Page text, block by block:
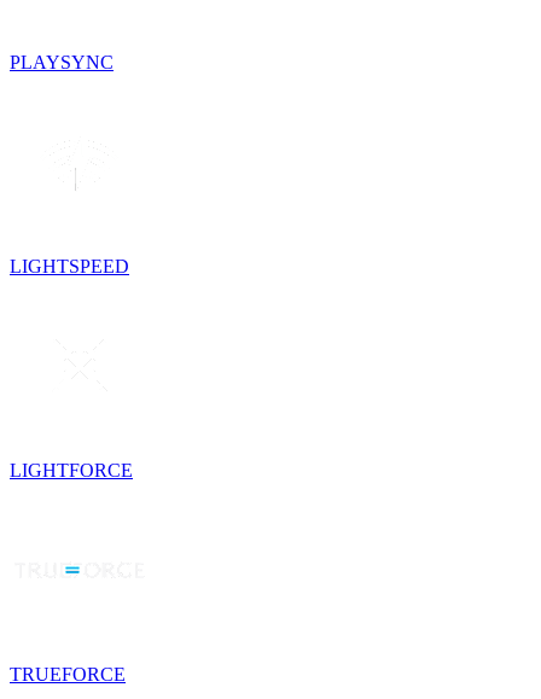
PLAYSYNC
LIGHTSPEED
LIGHTFORCE
TRUEFORCE